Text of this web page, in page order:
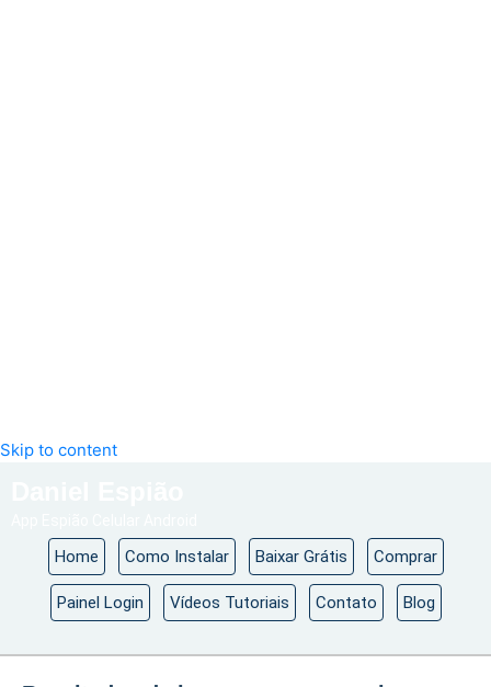
Skip to content
Home Como Instalar Baixar Grátis Comprar
Painel Login Vídeos Tutoriais Contato Blog